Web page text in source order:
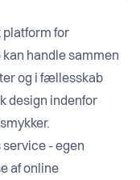
platform for
handle sammen
og i fællesskab
design indenfor
- egen
af online